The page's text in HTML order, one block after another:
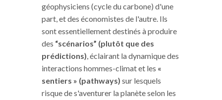
géophysiciens (cycle du carbone) d'une
part, et des économistes de l'autre. Ils
sont essentiellement destinés à produire
des “scénarios” (plutôt que des
prédictions), éclairant la dynamique des
interactions hommes-climat et les «
sentiers » (pathways) sur lesquels
risque de s'aventurer la planète selon les